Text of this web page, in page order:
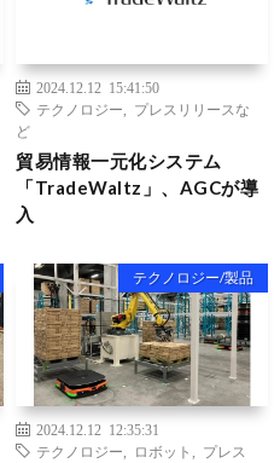
2024.12.12 15:41:50
テクノロジー
プレスリリースな
ど
貿易情報一元化システム
「TradeWaltz」、AGCが導
入
テクノロジー/製品
2024.12.12 12:35:31
テクノロジー
ロボット
プレス